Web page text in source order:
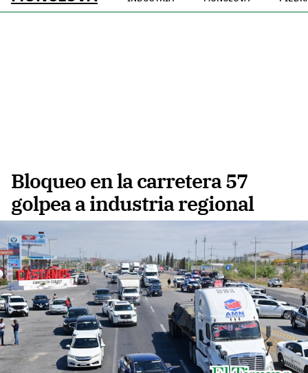
Bloqueo en la carretera 57
golpea a industria regional